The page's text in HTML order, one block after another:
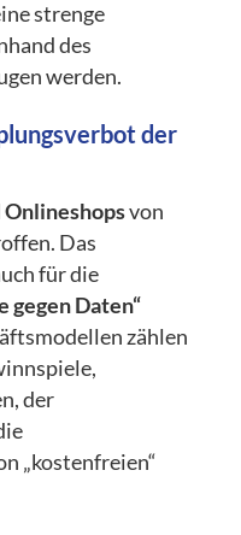
strenge
des
werden.
der
Onlineshopsvon
Das
für die
gegen Daten“
zählen
der
„kostenfreien“